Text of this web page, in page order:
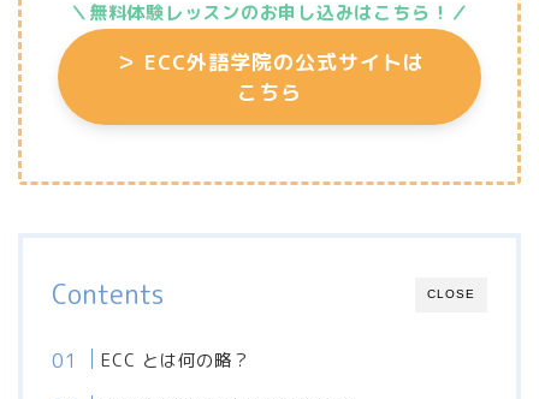
＼無料体験レッスンのお申し込みはこちら ！／
＞ ECC外語学院の公式サイトは
こちら
CLOSE
Contents
ECC とは何の略？